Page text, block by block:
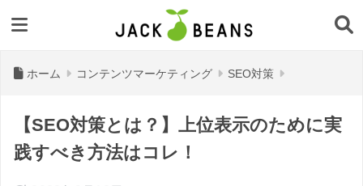
ホーム コンテンツマーケティング SEO対策
【SEO対策とは？】上位表示のために実
践すべき方法はコレ！